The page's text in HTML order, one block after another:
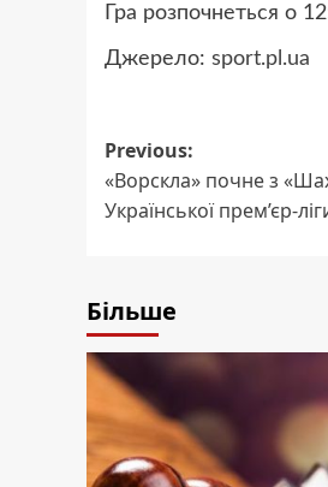
Гра розпочнеться о
Джерело: sport.pl.ua
Post
navigation
Previous:
«Ворскла» почне з
Української прем’єр-
Більше